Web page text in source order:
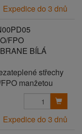
Expedice do 3 dnů
FPO
BÍLÁ
střechy
manžetou
Expedice do 3 dnů